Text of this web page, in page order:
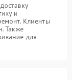
и
Клиенты
Также
для